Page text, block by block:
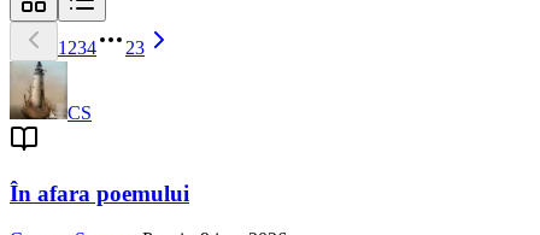
1 234 23
CS
În afara poemului